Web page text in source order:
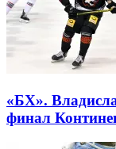
«БХ».
финал